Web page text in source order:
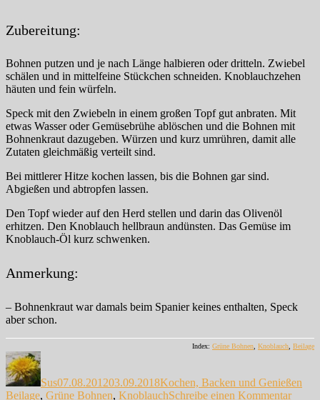
Zubereitung:
Bohnen putzen und je nach Länge halbieren oder dritteln. Zwiebel
schälen und in mittelfeine Stückchen schneiden. Knoblauchzehen
häuten und fein würfeln.
Speck mit den Zwiebeln in einem großen Topf gut anbraten. Mit
etwas Wasser oder Gemüsebrühe ablöschen und die Bohnen mit
Bohnenkraut dazugeben. Würzen und kurz umrühren, damit alle
Zutaten gleichmäßig verteilt sind.
Bei mittlerer Hitze kochen lassen, bis die Bohnen gar sind.
Abgießen und abtropfen lassen.
Den Topf wieder auf den Herd stellen und darin das Olivenöl
erhitzen. Den Knoblauch hellbraun andünsten. Das Gemüse im
Knoblauch-Öl kurz schwenken.
Anmerkung:
– Bohnenkraut war damals beim Spanier keines enthalten, Speck
aber schon.
Index: Grüne Bohnen Knoblauch Beilage
Autor
Sus07.08.201203.09.2018Kochen, Backen und Genießen
Beilage, Grüne Bohnen, KnoblauchSchreibe einen Kommentarzu